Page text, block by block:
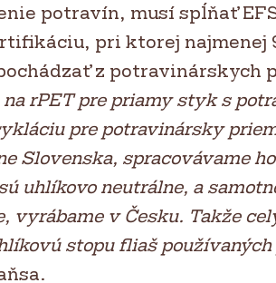
potravín, musí spĺňať
pri ktorej najmenej
z potravinárskych
rPET pre priamy styk s
pre potravinársky
Slovenska, spracovávame
uhlíkovo neutrálne, a
vyrábame v Česku. Takže
stopu fliaš používaných